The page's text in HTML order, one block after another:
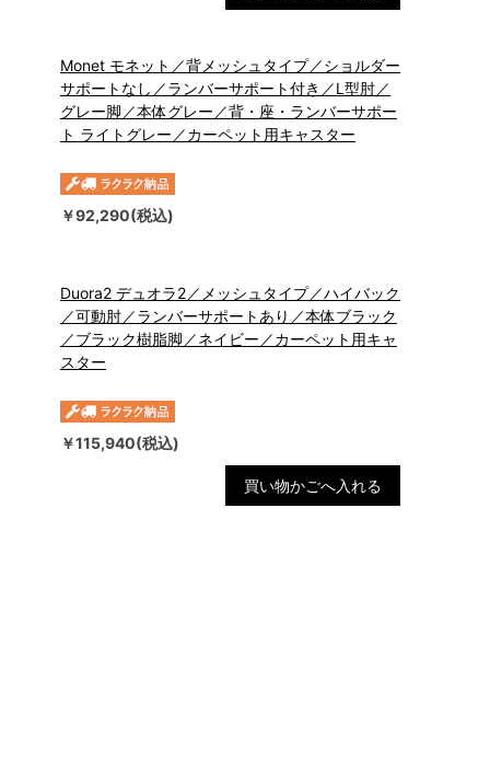
Monet モネット／背メッシュタイプ／ショルダー
サポートなし／ランバーサポート付き／L型肘／
グレー脚／本体グレー／背・座・ランバーサポー
ト ライトグレー／カーペット用キャスター
￥92,290(税込)
Duora2 デュオラ2／メッシュタイプ／ハイバック
／可動肘／ランバーサポートあり／本体ブラック
／ブラック樹脂脚／ネイビー／カーペット用キャ
スター
￥115,940(税込)
買い物かごへ入れる